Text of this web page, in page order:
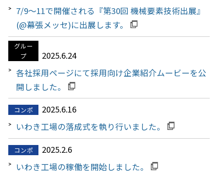
7/9～11で開催される『第30回 機械要素技術出展』
(@幕張メッセ)に出展します。
グルー
プ
2025.6.24
各社採用ページにて採用向け企業紹介ムービーを公
開しました。
コンポ
2025.6.16
いわき工場の落成式を執り行いました。
コンポ
2025.2.6
いわき工場の稼働を開始しました。